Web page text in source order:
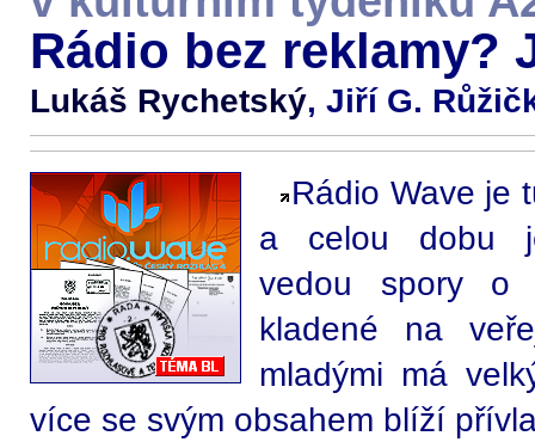
Rádio bez reklamy?
Lukáš Rychetský, Jiří G.
Rádio Wave je
a celou dobu
vedou spory o
kladené na
mladými má
více se svým obsahem blíží